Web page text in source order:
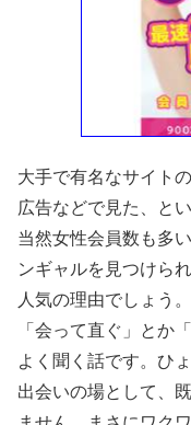
大手で有名なサイト
広告などで見た、と
当然女性会員数も多
ンギャルを見つけら
人気の理由でしょう。
「会って直ぐ」とか
よく聞く話です。ひ
出会いの場として、